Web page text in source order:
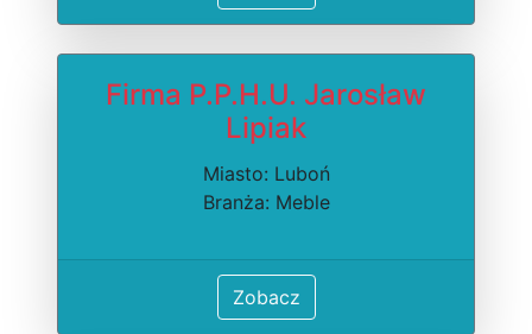
Firma P.P.H.U. Jarosław
Lipiak
Miasto: Luboń
Branża: Meble
Zobacz